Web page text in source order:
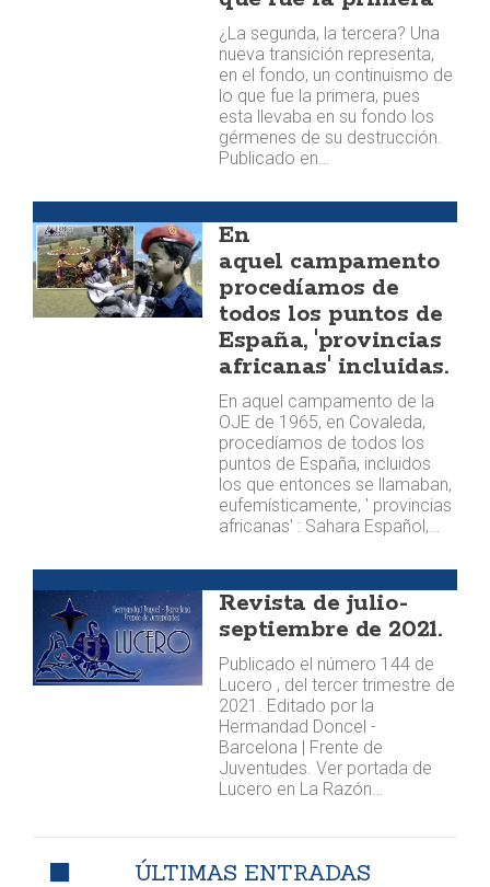
¿La segunda, la tercera? Una
nueva transición representa,
en el fondo, un continuismo de
lo que fue la primera, pues
esta llevaba en su fondo los
gérmenes de su destrucción.
Publicado en…
En
aquel campamento
procedíamos de
todos los puntos de
España, 'provincias
africanas' incluidas.
En aquel campamento de la
OJE de 1965, en Covaleda,
procedíamos de todos los
puntos de España, incluidos
los que entonces se llamaban,
eufemísticamente, ' provincias
africanas' : Sahara Español,…
Revista de julio-
septiembre de 2021.
Publicado el número 144 de
Lucero , del tercer trimestre de
2021. Editado por la
Hermandad Doncel -
Barcelona | Frente de
Juventudes. Ver portada de
Lucero en La Razón…
ÚLTIMAS ENTRADAS